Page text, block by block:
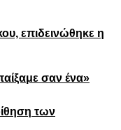
επιδεινώθηκε η
σαν ένα»
των